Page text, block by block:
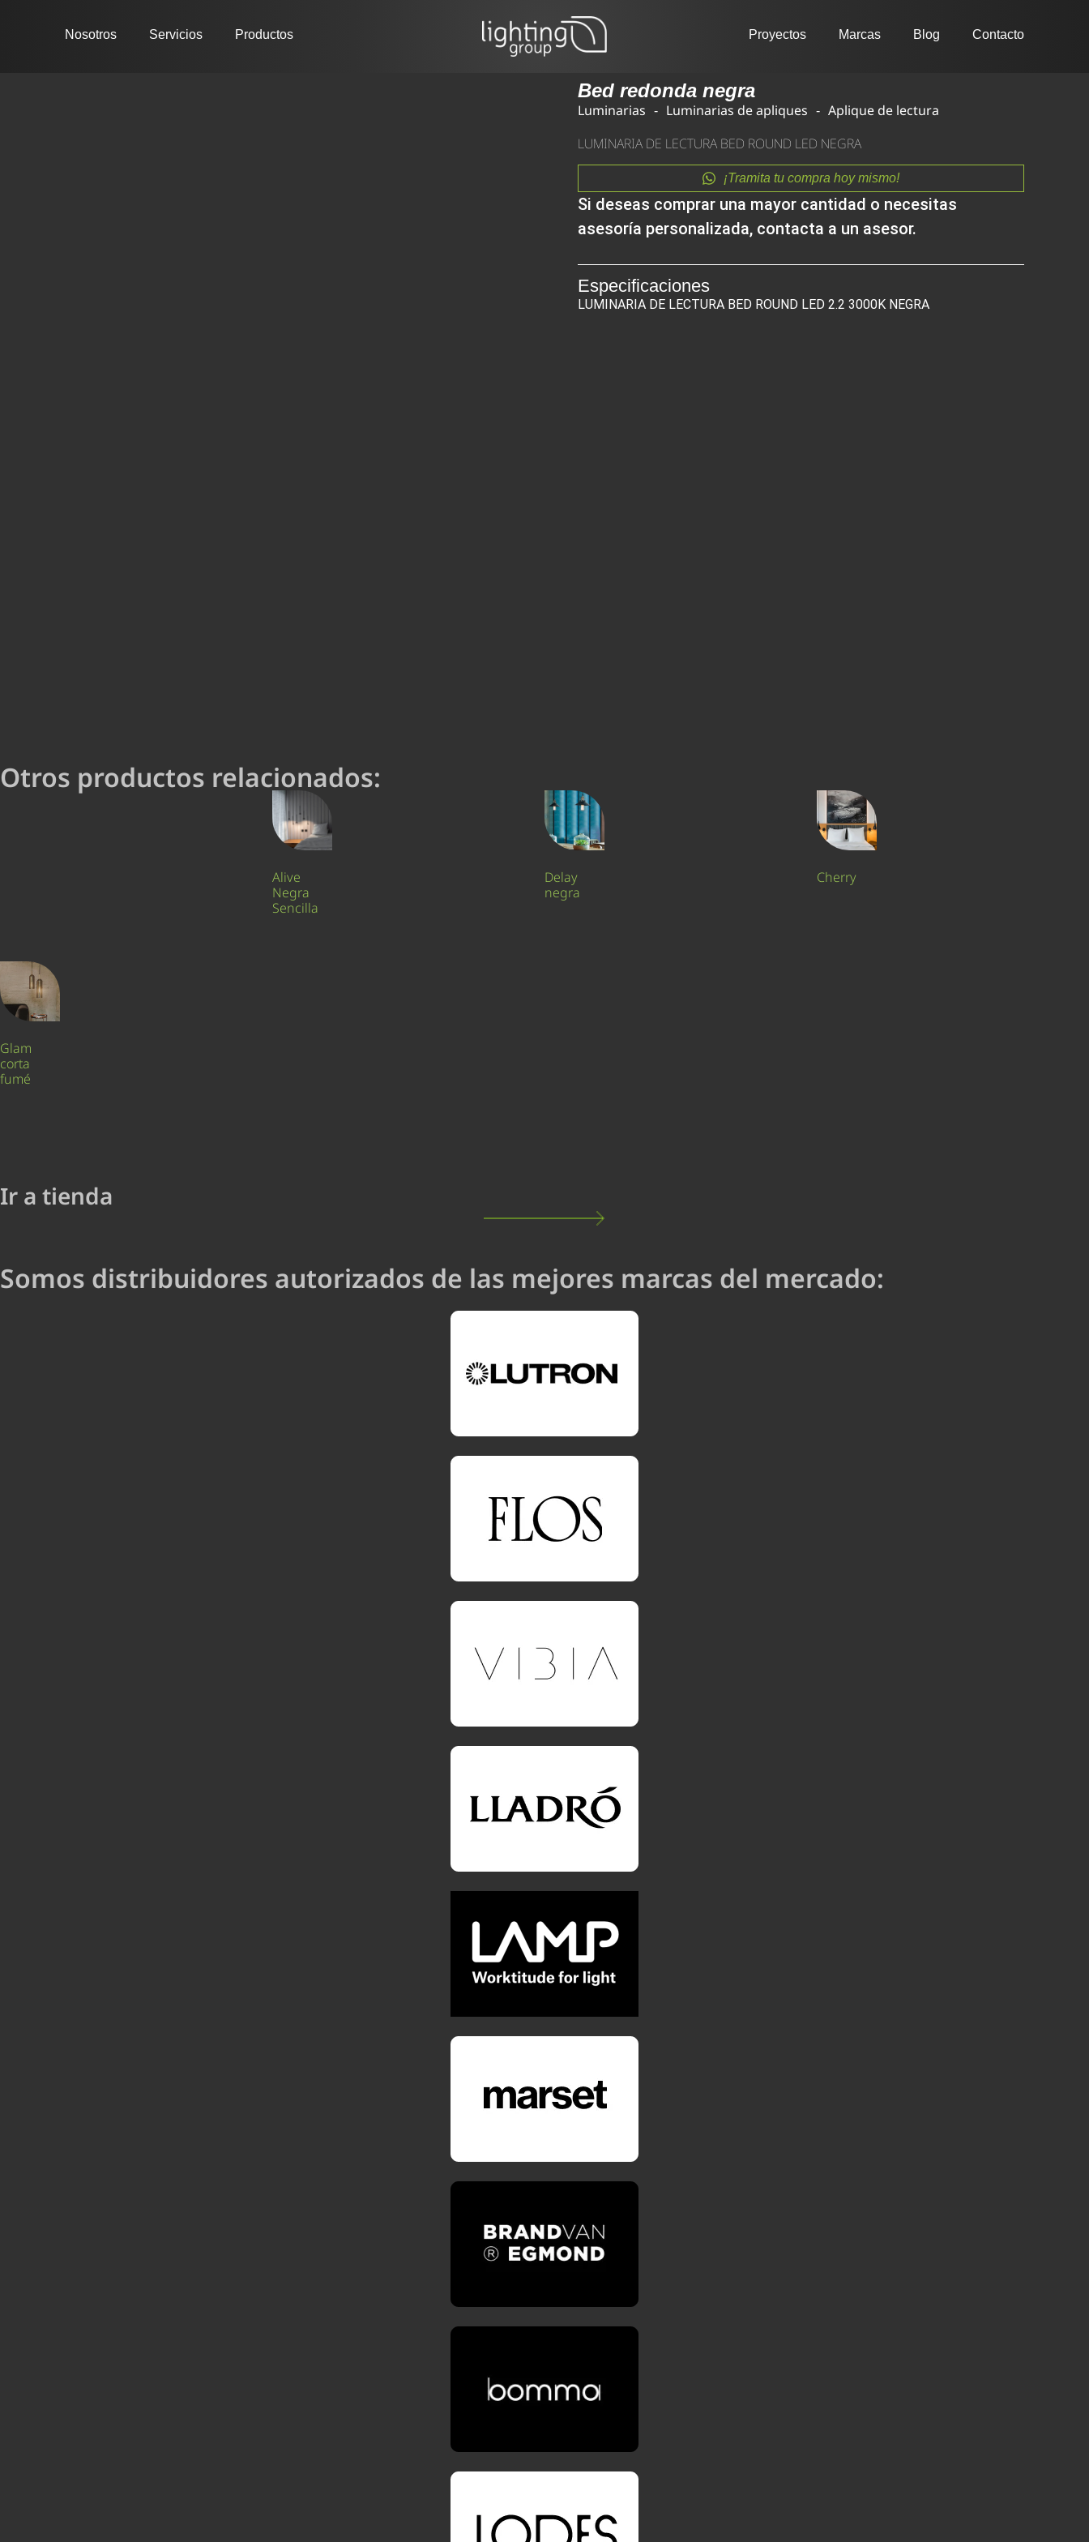
Nosotros Servicios Productos Proyectos Marcas Blog Contacto
Bed redonda negra
Luminarias Luminarias de apliques
Aplique de lectura
LUMINARIA DE LECTURA BED ROUND LED NEGRA
¡Tramita tu compra hoy mismo!
Si deseas comprar una mayor cantidad o necesitas
asesoría personalizada, contacta a un asesor.
Especificaciones
LUMINARIA DE LECTURA BED ROUND LED 2.2 3000K NEGRA
Otros productos relacionados:
Alive
Negra
Sencilla
Delay
negra
Cherry
Glam
corta
fumé
Ir a tienda
Somos distribuidores autorizados de las mejores marcas del mercado: